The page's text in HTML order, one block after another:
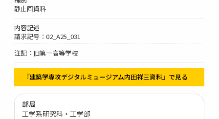
静止画資料
内容記述
請求記号：02_A25_031
注記：旧第一高等学校
『建築学専攻デジタルミュージアム内田祥三資料』で見る
部局
工学系研究科・工学部